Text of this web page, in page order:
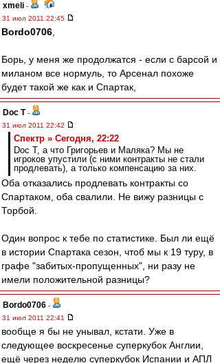
xmeli -
31 июл 2011 22:45
Bordo0706
Борь, у меня же продолжатся - если с барсой и
миланом все нормуль, то Арсенал похоже
будет такой же как и Спартак,
Doc T -
31 июл 2011 22:42
Спектр » Сегодня, 22:22
Doc T, а что Григорьев и Маляка? Мы не
игроков упустили (с ними контракты не стали
продлевать), а только компенсацию за них.
Оба отказались продлевать контракты со
Спартаком, оба свалили. Не вижу разницы с
Торбой.
Один вопрос к тебе по статистике. Был ли ещё
в истории Спартака сезон, чтоб мы к 19 туру, в
графе "забитых-пропущенных", ни разу не
имели положительной разницы?
Bordo0706 -
31 июл 2011 22:41
вообще я бы не унывал, кстати. Уже в
следующее воскресенье суперкубок Англии,
ещё через неделю суперкубок Испании и АПЛ